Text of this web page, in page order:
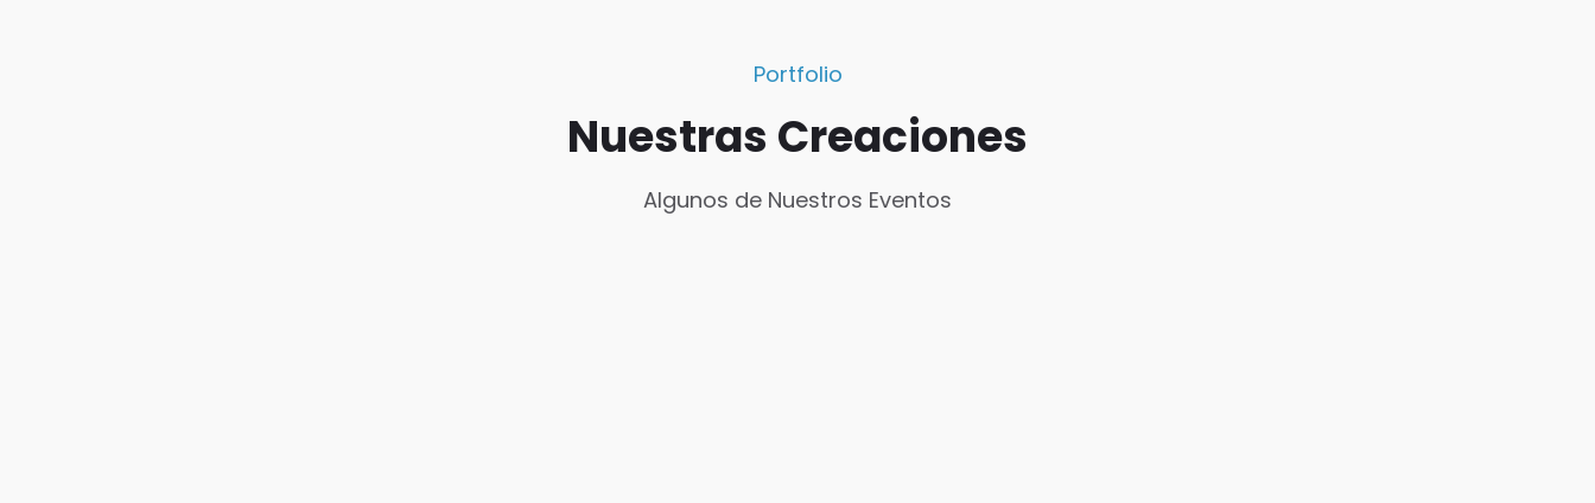
Portfolio
Nuestras Creaciones
Algunos de Nuestros Eventos